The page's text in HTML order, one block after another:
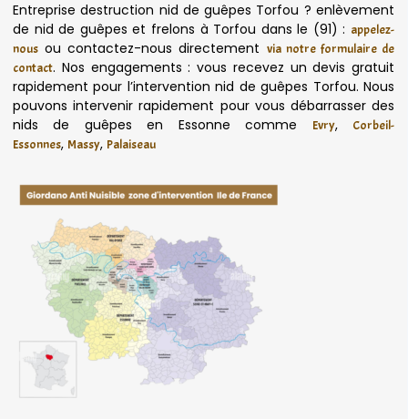
Entreprise destruction nid de guêpes Torfou ? enlèvement
de nid de guêpes et frelons à Torfou dans le (91) : appelez-
nous ou contactez-nous directement via notre formulaire de
contact. Nos engagements : vous recevez un devis gratuit
rapidement pour l’intervention nid de guêpes Torfou. Nous
pouvons intervenir rapidement pour vous débarrasser des
nids de guêpes en Essonne comme
Evry,
Corbeil-
Essonnes, Massy, Palaiseau